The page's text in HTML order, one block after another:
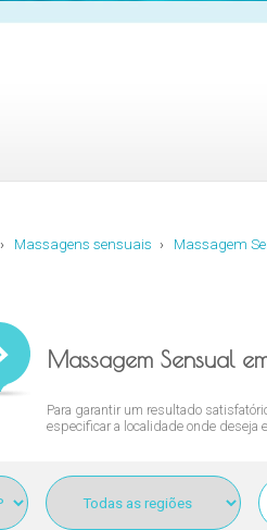
› Massagens sensuais › Massagem
Massagem Sensual
Para garantir um resultado
especificar a localidade onde deseja